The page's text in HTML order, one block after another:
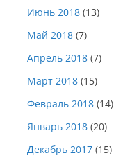
Июнь 2018 (13)
Май 2018 (7)
Апрель 2018 (7)
Март 2018 (15)
Февраль 2018 (14)
Январь 2018 (20)
Декабрь 2017 (15)